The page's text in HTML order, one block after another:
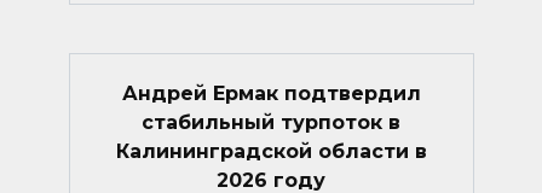
Андрей Ермак подтвердил
стабильный турпоток в
Калининградской области в
2026 году